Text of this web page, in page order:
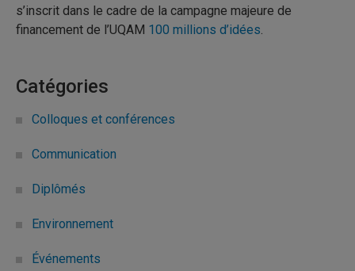
s’inscrit dans le cadre de la campagne majeure de
financement de l’UQAM 100 millions d’idées
Catégories
Colloques et conférences
Communication
Diplômés
Environnement
Événements